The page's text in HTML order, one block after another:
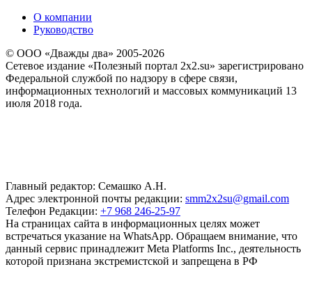
О компании
Руководство
© ООО «Дважды два» 2005-2026
Сетевое издание «Полезный портал 2x2.su» зарегистрировано
Федеральной службой по надзору в сфере связи,
информационных технологий и массовых коммуникаций 13
июля 2018 года.
Главный редактор: Семашко А.Н.
Адрес электронной почты редакции: smm2x2su@gmail.com
Телефон Редакции: +7 968 246-25-97
На страницах сайта в информационных целях может
встречаться указание на WhatsApp. Обращаем внимание, что
данный сервис принадлежит Meta Platforms Inc., деятельность
которой признана экстремистской и запрещена в РФ